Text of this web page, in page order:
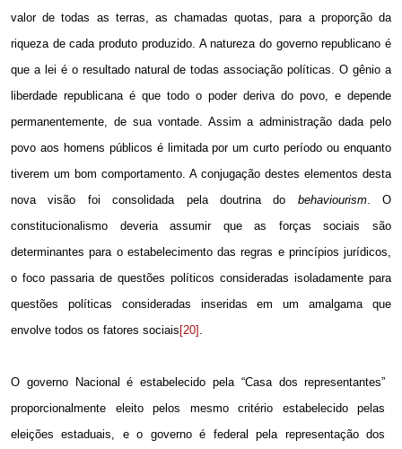
valor de todas as terras, as chamadas quotas, para a proporção da
riqueza de cada produto produzido. A natureza do governo republicano é
que a lei é o resultado natural de todas associação políticas. O gênio a
liberdade republicana é que todo o poder deriva do povo, e depende
permanentemente, de sua vontade. Assim a administração dada pelo
povo aos homens públicos é limitada por um curto período ou enquanto
tiverem um bom comportamento. A conjugação destes elementos desta
nova visão foi consolidada pela doutrina do behaviourism. O
constitucionalismo deveria assumir que as forças sociais são
determinantes para o estabelecimento das regras e princípios jurídicos,
o foco passaria de questões políticos consideradas isoladamente para
questões políticas consideradas inseridas em um amalgama que
envolve todos os fatores sociais [20] .
O governo Nacional é estabelecido pela “Casa dos representantes”
proporcionalmente eleito pelos mesmo critério estabelecido pelas
eleições estaduais, e o governo é federal pela representação dos